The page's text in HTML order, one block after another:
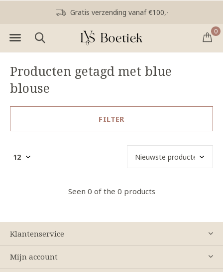
0
Gratis verzending vanaf €100,-
Producten getagd met blue
blouse
FILTER
Seen 0 of the 0 products
Klantenservice
Mijn account